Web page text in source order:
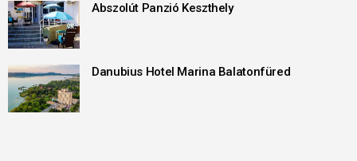
Abszolút Panzió Keszthely
Danubius Hotel Marina Balatonfüred